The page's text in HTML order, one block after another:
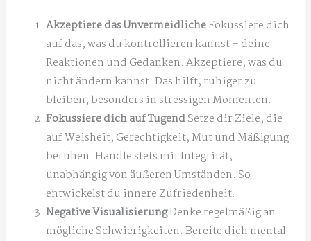
Akzeptiere das UnvermeidlicheFokussiere dich
auf das, was du kontrollieren kannst – deine
Reaktionen und Gedanken. Akzeptiere, was du
nicht ändern kannst. Das hilft, ruhiger zu
bleiben, besonders in stressigen Momenten.
Fokussiere dich auf TugendSetze dir Ziele, die
auf Weisheit, Gerechtigkeit, Mut und Mäßigung
beruhen. Handle stets mit Integrität,
unabhängig von äußeren Umständen. So
entwickelst du innere Zufriedenheit.
Negative VisualisierungDenke regelmäßig an
mögliche Schwierigkeiten. Bereite dich mental